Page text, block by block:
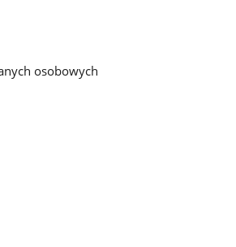
osobowych